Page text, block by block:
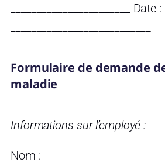
_______________________ Date :
Formulaire de demande
maladie
Informations sur l’employé :
Nom :